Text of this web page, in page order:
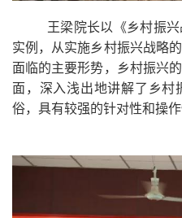
王梁院长以《乡村振
实例，从实施乡村振兴战略
面临的主要形势，乡村振兴
面，深入浅出地讲解了乡村
俗，具有较强的针对性和操